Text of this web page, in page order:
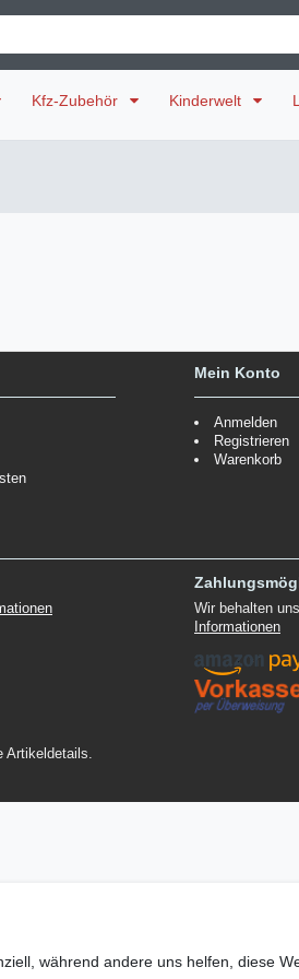
Kfz-Zubehör Kinderwelt
Mein Konto
Anmelden
Registrieren
Warenkorb
Wir behalten
Informationen
Artikeldetails.
während andere uns helfen, diese